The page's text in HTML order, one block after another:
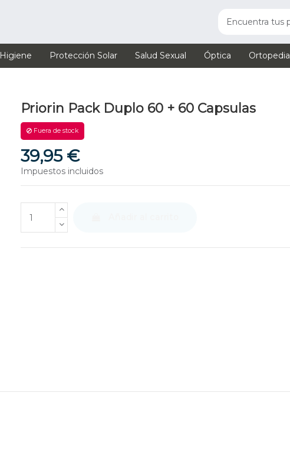
Higiene Protección Solar Salud Sexual Óptica Ortopedia
Priorin Pack Duplo 60 + 60 Capsulas
Fuera de stock
39,95 €
Impuestos incluidos